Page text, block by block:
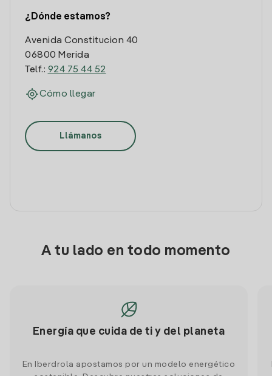
¿Dónde estamos?
Avenida Constitucion 40
06800 Merida
Telf.: 924 75 44 52
Cómo llegar
Llámanos
A tu lado en todo momento
Energía que cuida de ti y del planeta
En Iberdrola apostamos por un modelo energético